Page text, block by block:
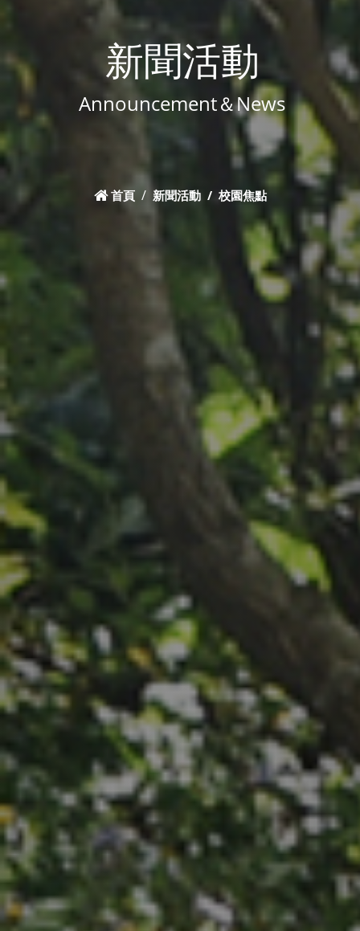
新聞活動
Announcement＆News
首頁 新聞活動 校園焦點